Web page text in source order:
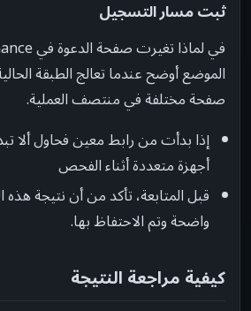
ثبت مسار التسجيل
الموضع أوضح عندما تعالج الطبقة
صفحة مختلفة في منتصف العملية.
إذا بدأت من رابط معين فحاول ألا
أجهزة متعددة أثناء الفحص
قبل المتابعة، تأكد من أن نتيجة
واضحة وتم الاحتفاظ بها.
كيفية مراجعة النتيجة